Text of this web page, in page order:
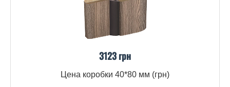
3123 грн
Цена коробки 40*80 мм (грн)